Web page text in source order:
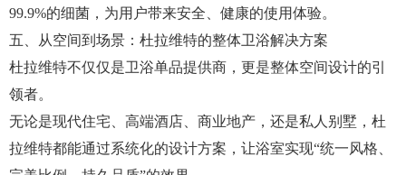
99.9%的细菌，为用户带来安全、健康的使用体验。
五、从空间到场景：杜拉维特的整体卫浴解决方案
杜拉维特不仅仅是卫浴单品提供商，更是整体空间设计的引
领者。
无论是现代住宅、高端酒店、商业地产，还是私人别墅，杜
拉维特都能通过系统化的设计方案，让浴室实现“统一风格、